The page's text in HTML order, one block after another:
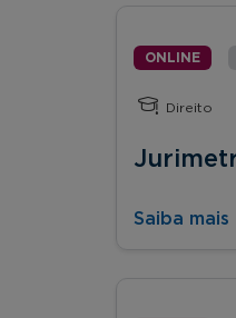
ONLINE
Direito
Saiba mais